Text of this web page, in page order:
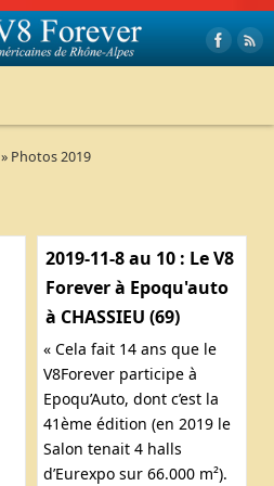
» Photos 2019
2019-11-8 au 10 : Le V8
Forever à Epoqu'auto
à CHASSIEU (69)
« Cela fait 14 ans que le
V8Forever participe à
Epoqu’Auto, dont c’est la
41ème édition (en 2019 le
Salon tenait 4 halls
d’Eurexpo sur 66.000 m²).